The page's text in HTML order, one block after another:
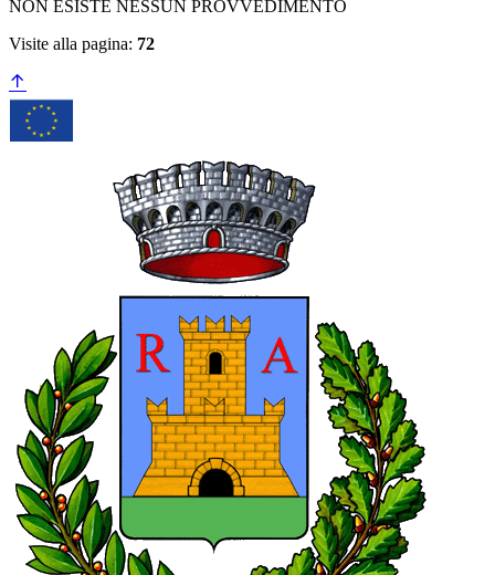
NON ESISTE NESSUN PROVVEDIMENTO
Visite alla pagina: 72